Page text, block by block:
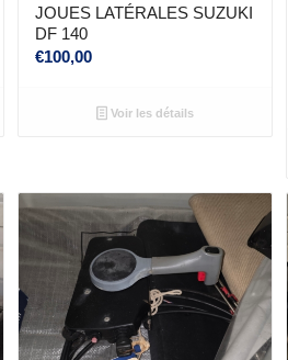
JOUES LATÉRALES SUZUKI
DF 140
€100,00
Voir les détails